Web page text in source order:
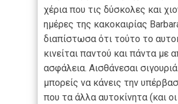
χέρια που τις δύσκολες και
ημέρες της κακοκαιρίας
διαπίστωσα ότι τούτο το
κινείται παντού και πάντα με
ασφάλεια. Αισθάνεσαι
μπορείς να κάνεις την
που τα άλλα αυτοκίνητα (και